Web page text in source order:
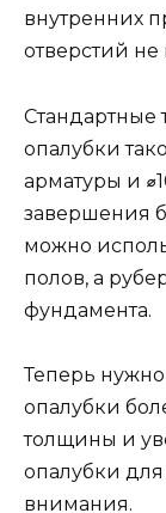
внутренних
отверстий
Стандартные
опалубки
арматуры и
завершения
можно
полов, а
фундамента.
Теперь
опалубки
толщины и
опалубки
внимания.